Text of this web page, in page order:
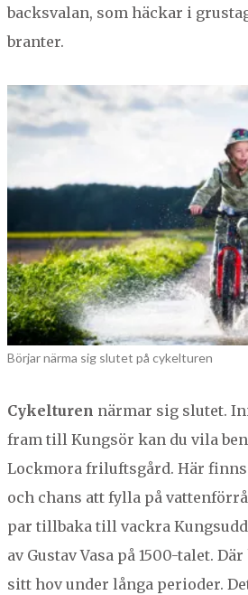
backsvalan, som häckar i
branter.
Börjar närma sig slutet på cykelturen
Cykel­turen när­mar sig slutet.
fram till Kungsör kan du vila
Lockmo­ra frilufts­gård. Här
och chans att fyl­la på
par till­ba­ka till vack­ra
av Gus­tav Vasa på 1500-talet. Där
sitt hov under lån­ga peri­oder.